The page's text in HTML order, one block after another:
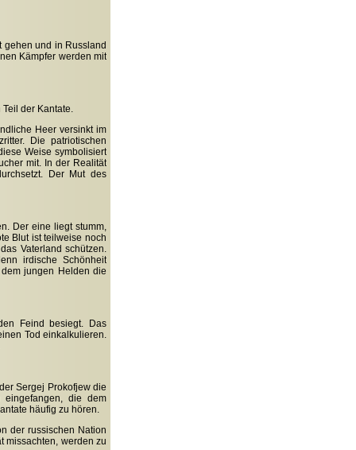
gehen und in Russland
Kämpfer werden mit
der Kantate.
Heer versinkt im
Die patriotischen
Weise symbolisiert
mit. In der Realität
Der Mut des
Der eine liegt stumm,
Blut ist teilweise noch
Vaterland schützen.
irdische Schönheit
jungen Helden die
Feind besiegt. Das
Tod einkalkulieren.
Sergej Prokofjew die
eingefangen, die dem
häufig zu hören.
der russischen Nation
missachten, werden zu